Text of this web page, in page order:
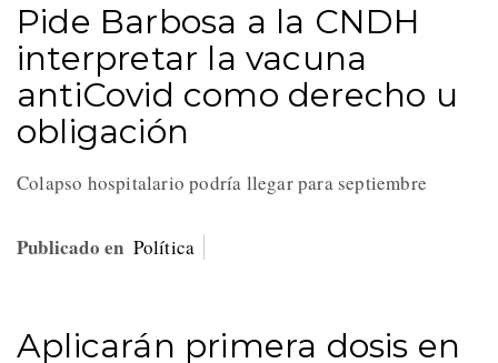
Pide Barbosa a la CNDH
interpretar la vacuna
antiCovid como derecho u
obligación
Colapso hospitalario podría llegar para septiembre
Publicado en Política
Aplicarán primera dosis en